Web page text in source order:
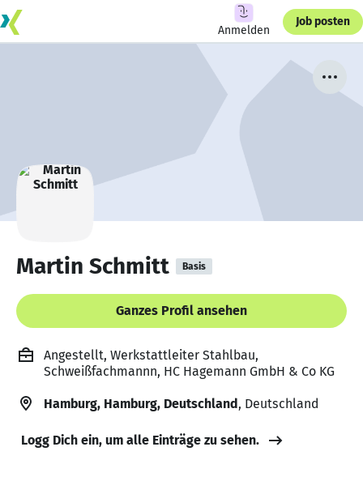
Anmelden
Job posten
Martin Schmitt Basis
Ganzes Profil ansehen
Angestellt, Werkstattleiter Stahlbau,
Schweißfachmannn, HC Hagemann GmbH & Co KG
Hamburg, Hamburg, Deutschland, Deutschland
Logg Dich ein, um alle Einträge zu sehen.